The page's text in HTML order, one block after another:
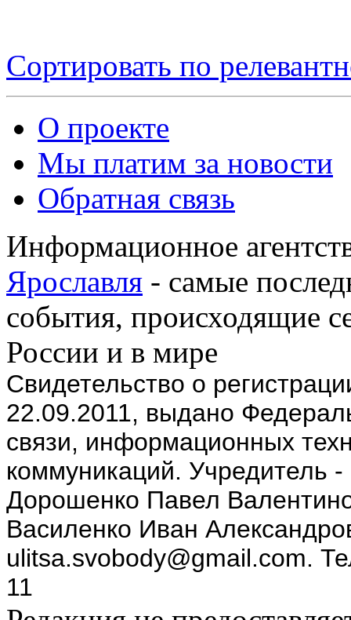
Сортировать по
О проекте
Мы платим за новости
Обратная связь
Информационное
Ярославля - самые
события, происходящие
России и в мире
Cвидетельство о
22.09.2011, выдано
связи, информационных
коммуникаций.
Дорошенко Павел
Василенко Иван
ulitsa.svobody@gmail.com.
11